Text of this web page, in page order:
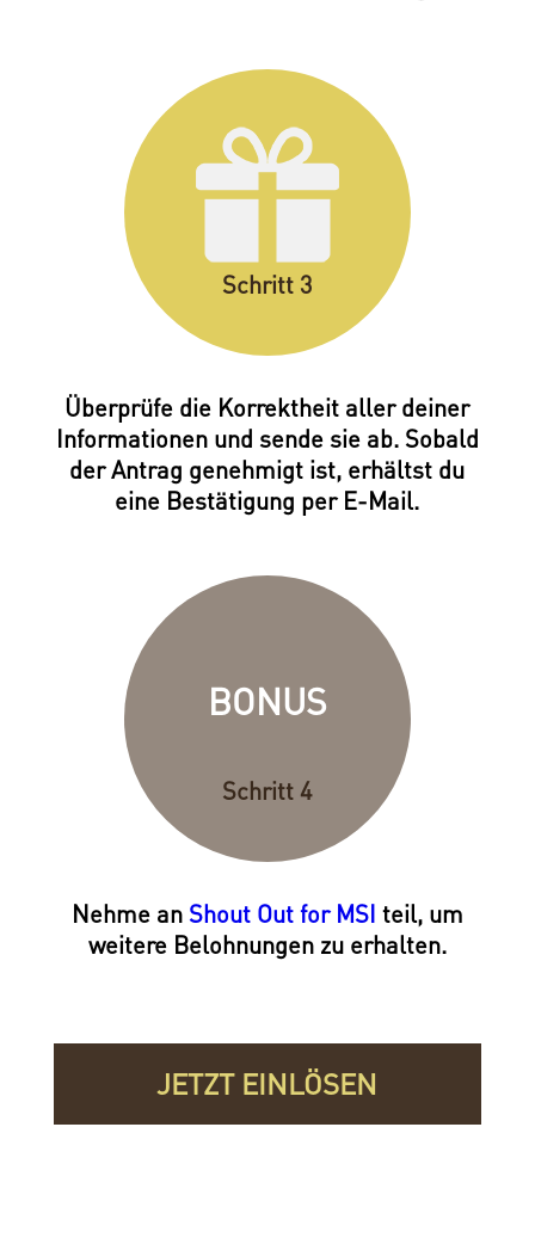
Schritt 3
Überprüfe die Korrektheit aller deiner
Informationen und sende sie ab. Sobald
der Antrag genehmigt ist, erhältst du
eine Bestätigung per E-Mail.
BONUS
Schritt 4
Nehme anShout Out for MSI teil, um
weitere Belohnungen zu erhalten.
JETZT EINLÖSEN